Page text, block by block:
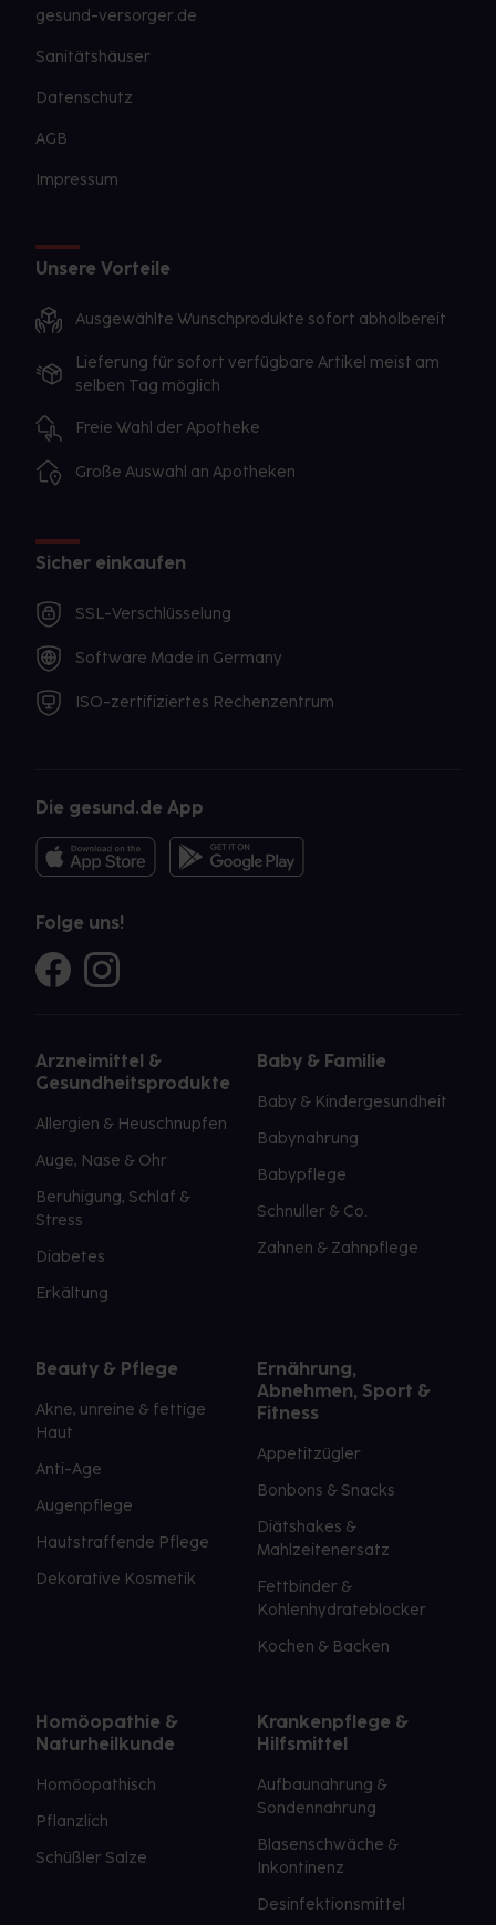
gesund-versorger.de
Sanitätshäuser
Datenschutz
AGB
Impressum
Unsere Vorteile
Ausgewählte Wunschprodukte sofort abholbereit
Lieferung für sofort verfügbare Artikel meist am
selben Tag möglich
Freie Wahl der Apotheke
Große Auswahl an Apotheken
Sicher einkaufen
SSL-Verschlüsselung
Software Made in Germany
ISO-zertifiziertes Rechenzentrum
Die gesund.de App
Folge uns!
Arzneimittel &
Gesundheitsprodukte
Allergien & Heuschnupfen
Auge, Nase & Ohr
Beruhigung, Schlaf &
Stress
Diabetes
Erkältung
Baby & Familie
Baby & Kindergesundheit
Babynahrung
Babypflege
Schnuller & Co.
Zahnen & Zahnpflege
Beauty & Pflege
Akne, unreine & fettige
Haut
Anti-Age
Augenpflege
Hautstraffende Pflege
Dekorative Kosmetik
Ernährung,
Abnehmen, Sport &
Fitness
Appetitzügler
Bonbons & Snacks
Diätshakes &
Mahlzeitenersatz
Fettbinder &
Kohlenhydrateblocker
Kochen & Backen
Homöopathie &
Naturheilkunde
Homöopathisch
Pflanzlich
Schüßler Salze
Krankenpflege &
Hilfsmittel
Aufbaunahrung &
Sondennahrung
Blasenschwäche &
Inkontinenz
Desinfektionsmittel